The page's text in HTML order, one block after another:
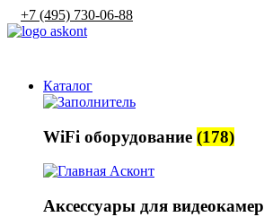
+7 (495) 730-06-88
Каталог
WiFi оборудование (178)
Аксессуары для видеокамер